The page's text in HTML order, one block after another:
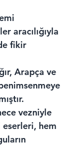
aracılığıyla
fikir
Arapça ve
vezniyle
eserleri, hem